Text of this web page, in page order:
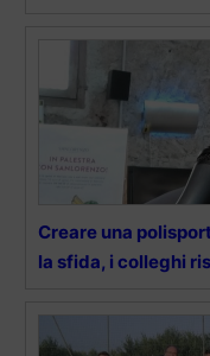
Creare una
la sfida, i colleghi